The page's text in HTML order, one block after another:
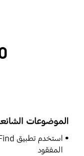
الموضوعات
المفقود